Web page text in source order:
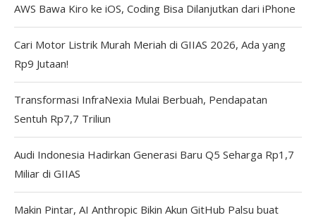
AWS Bawa Kiro ke iOS, Coding Bisa Dilanjutkan dari iPhone
Cari Motor Listrik Murah Meriah di GIIAS 2026, Ada yang
Rp9 Jutaan!
Transformasi InfraNexia Mulai Berbuah, Pendapatan
Sentuh Rp7,7 Triliun
Audi Indonesia Hadirkan Generasi Baru Q5 Seharga Rp1,7
Miliar di GIIAS
Makin Pintar, AI Anthropic Bikin Akun GitHub Palsu buat